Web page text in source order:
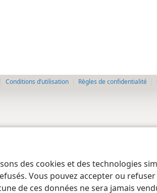
des cookies et des technologies
Vous pouvez accepter ou
de ces données ne sera jamais
Conditions d’utilisation Règles de confidentialité